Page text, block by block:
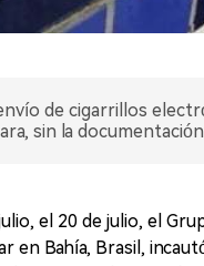
de cigarrillos
sin la documentación
el 20 de julio, el
en Bahía, Brasil,